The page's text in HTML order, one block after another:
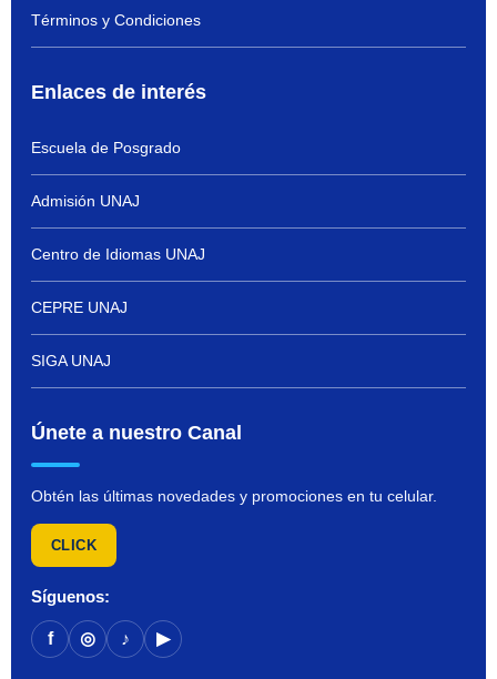
Términos y Condiciones
Enlaces de interés
Escuela de Posgrado
Admisión UNAJ
Centro de Idiomas UNAJ
CEPRE UNAJ
SIGA UNAJ
Únete a nuestro Canal
Obtén las últimas novedades y promociones en tu celular.
CLICK
Síguenos:
f ◎ ♪ ▶